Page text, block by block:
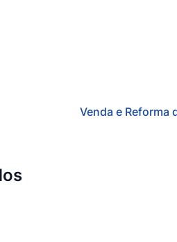
Venda e Reforma